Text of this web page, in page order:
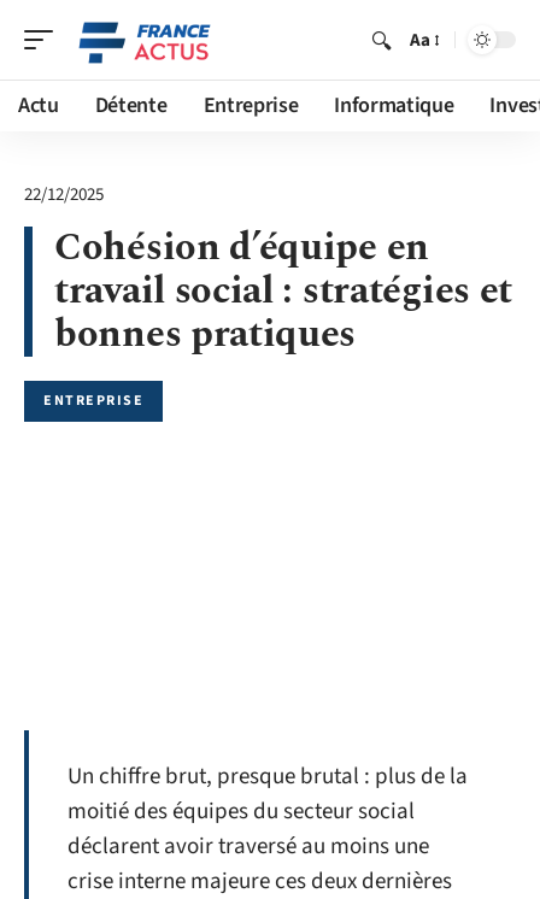
Aa
Actu Détente Entreprise Informatique
22/12/2025
Cohésion d’équipe en
travail social : stratégies et
bonnes pratiques
ENTREPRISE
Un chiffre brut, presque brutal : plus de la
moitié des équipes du secteur social
déclarent avoir traversé au moins une
crise interne majeure ces deux dernières